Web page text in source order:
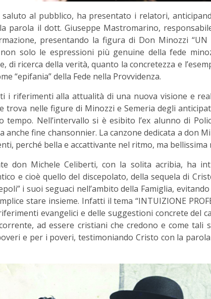
al pubblico, ha presentato i relatori,
parola il dott. Giuseppe Mastromarino,
presentando la figura di Don Minozzi “UN
solo le espressioni più genuine della fede
di ricerca della verità, quanto la concretezza e
“epifania” della Fede nella Provvidenza.
i riferimenti alla attualità di una nuova visione e
trova nelle figure di Minozzi e Semeria degli
tempo. Nell’intervallo si è esibito l’ex alunno di
anche fine chansonnier. La canzone dedicata a don
perché bella e accattivante nel ritmo, ma
don Michele Celiberti, con la solita acribia, ha
e cioè quello del discepolato, della sequela di
i suoi seguaci nell’ambito della Famiglia,
stare insieme. Infatti il tema “INTUIZIONE
evangelici e delle suggestioni concrete del
ad essere cristiani che credono e come tali
e per i poveri, testimoniando Cristo con la